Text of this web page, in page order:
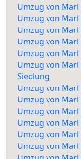
Umzug von
Umzug von
Umzug von
Umzug von
Umzug von Marl
Umzug von
Siedlung
Umzug von
Umzug von Marl
Umzug von
Umzug von
Umzug von
Umzug von